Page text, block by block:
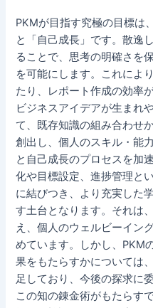
PKMが目指す究極の目標は
と「自己成長」です。散逸
ることで、思考の明確さを
を可能にします。これによ
たり、レポート作成の効率
ビジネスアイデアが生まれ
て、既存知識の組み合わせ
創出し、個人のスキル・能
と自己成長のプロセスを加
化や目標設定、進捗管理と
に結びつき、より充実した
す土台となります。それは
え、個人のウェルビーイン
めています。しかし、PKM
果をもたらすかについては
足しており、今後の探求に
この知の錬金術がもたらす